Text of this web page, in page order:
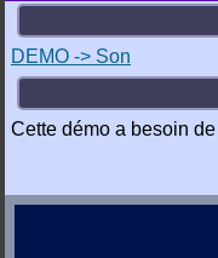
DEMO -> Son
Cette démo a besoin